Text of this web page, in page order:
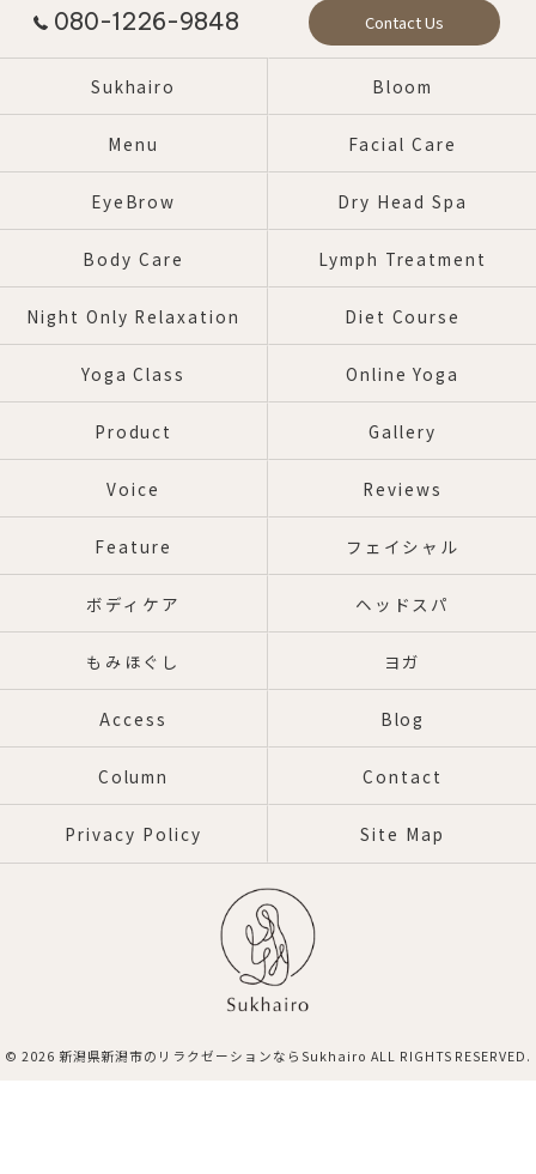
080-1226-9848 Contact Us
Sukhairo Bloom
Menu Facial Care
EyeBrow Dry Head Spa
Body Care Lymph Treatment
Night Only Relaxation Diet Course
Yoga Class Online Yoga
Product Gallery
Voice Reviews
Feature フェイシャル
ボディケア ヘッドスパ
もみほぐし ヨガ
Access Blog
Column Contact
Privacy Policy Site Map
© 2026 新潟県新潟市のリラクゼーションならSukhairo ALL RIGHTS RESERVED.